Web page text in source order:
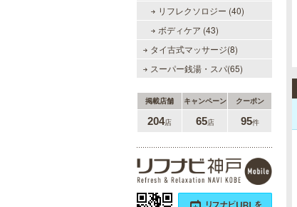
リフレクソロジー (40)
ボディケア (43)
タイ古式マッサージ(8)
スーパー銭湯・スパ(65)
掲載店舗 キャンペーン クーポン
204店 65店 95件